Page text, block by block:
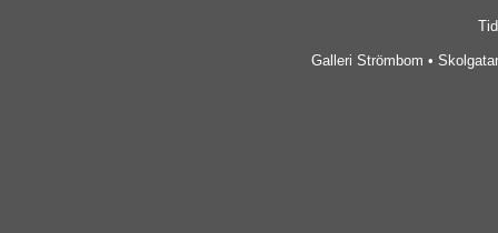
Galleri Strömbom •